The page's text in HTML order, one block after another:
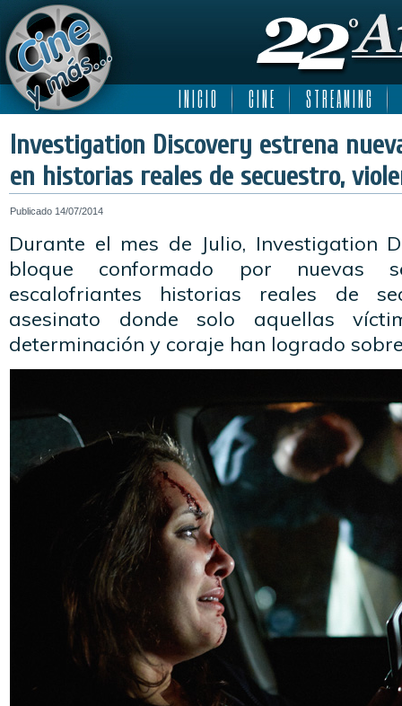
I N I C I O C I N E S T R E A M I N G
Investigation Discovery estrena
en historias reales de secuestro,
Publicado 14/07/2014
Durante el mes de Julio, Investigation
bloque conformado por nuevas
escalofriantes historias reales de
asesinato donde solo aquellas
determinación y coraje han logrado